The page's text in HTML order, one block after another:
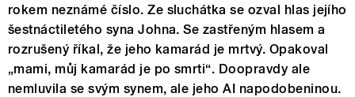
rokem neznámé číslo. Ze sluchátka se ozval hlas jejího
šestnáctiletého syna Johna. Se zastřeným hlasem a
rozrušený říkal, že jeho kamarád je mrtvý. Opakoval
„mami, můj kamarád je po smrti“. Doopravdy ale
nemluvila se svým synem, ale jeho AI napodobeninou.